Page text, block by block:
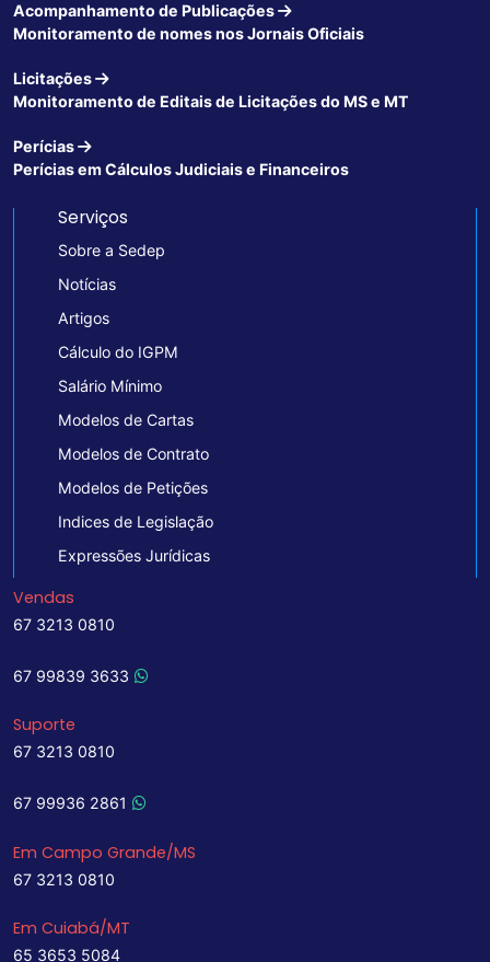
Acompanhamento de Publicações
Monitoramento de nomes nos Jornais Oficiais
Licitações
Monitoramento de Editais de Licitações do MS e MT
Perícias
Perícias em Cálculos Judiciais e Financeiros
Serviços
Sobre a Sedep
Notícias
Artigos
Cálculo do IGPM
Salário Mínimo
Modelos de Cartas
Modelos de Contrato
Modelos de Petições
Indices de Legislação
Expressões Jurídicas
Vendas
67 3213 0810
67 99839 3633
Suporte
67 3213 0810
67 99936 2861
Em Campo Grande/MS
67 3213 0810
Em Cuiabá/MT
65 3653 5084